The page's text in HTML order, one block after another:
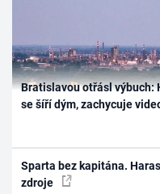
Bratislavou otřásl
se šíří dým, zachycuje
Sparta bez kapitána.
zdroje